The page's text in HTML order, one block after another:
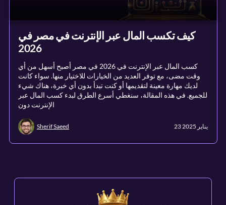
كيف تكسب المال عبر الإنترنت في مصر في
2026
كسب المال عبر الإنترنت في 2026 في مصر أصبح أسهل من أي
وقت مضى، مع توفر العديد من الخيارات للاختيار منها. سواء كانت
لديك مهارة معينة لتقديمها أو كنت تبدأ بدون أي خبرة، هناك شيء
للجميع. في هذه المقالة، سنغطي أسرع الطرق لبدء كسب المال عبر
الإنترنت دون
Sherif Saeed 23 يناير 2025